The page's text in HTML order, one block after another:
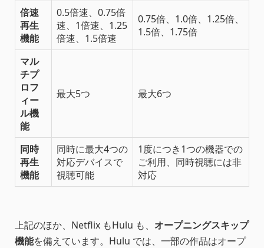
倍速
再生
機能
0.5倍速、0.75倍
速、1倍速、1.25
倍速、1.5倍速
0.75倍、1.0倍、1.25倍、
1.5倍、1.75倍
マル
チプ
ロフ
ィー
ル機
能
最大5つ 最大6つ
同時
再生
機能
同時に最大4つの
対応デバイスで
視聴可能
1度につき1つの機器での
ご利用、同時視聴には非
対応
上記のほか、Netflix もHulu も、 オープニングスキップ
機能を備えています。Hulu では、一部の作品はオープ